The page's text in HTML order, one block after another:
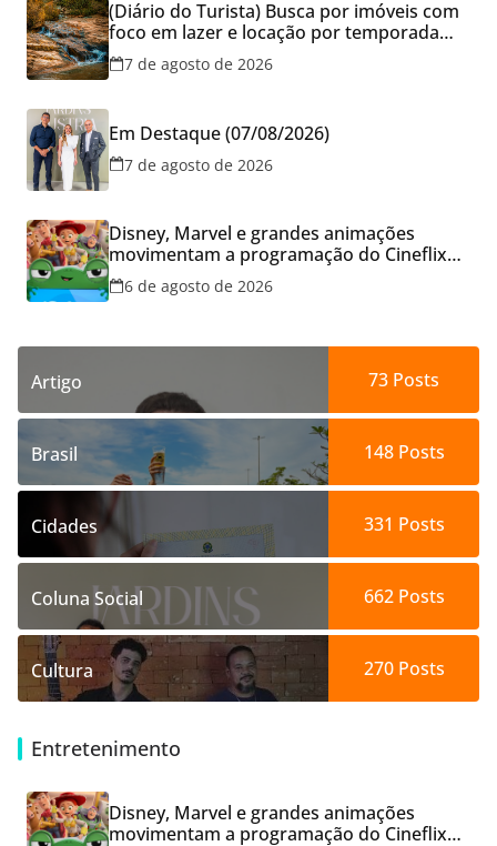
(Diário do Turista) Busca por imóveis com
foco em lazer e locação por temporada
cresce no Brasil
7 de agosto de 2026
Em Destaque (07/08/2026)
7 de agosto de 2026
Disney, Marvel e grandes animações
movimentam a programação do Cineflix
do Aparecida Shopping
6 de agosto de 2026
Artigo 73 Posts
Brasil 148Posts
Cidades 331 Posts
Coluna Social 662Posts
Cultura 270Posts
Entretenimento
Disney, Marvel e grandes animações
movimentam a programação do Cineflix